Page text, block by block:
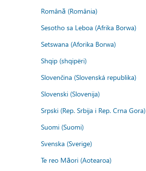
Română (România)
Sesotho sa Leboa (Afrika Borwa)
Setswana (Aforika Borwa)
Shqip (shqipëri)
Slovenčina (Slovenská republika)
Slovenski (Slovenija)
Srpski (Rep. Srbija i Rep. Crna Gora)
Suomi (Suomi)
Svenska (Sverige)
Te reo Māori (Aotearoa)